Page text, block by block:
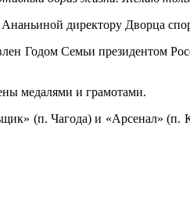
директору Дворца
Годом Семьи президентом
медалями и грамотами.
(п. Чагода) и «Арсенал»